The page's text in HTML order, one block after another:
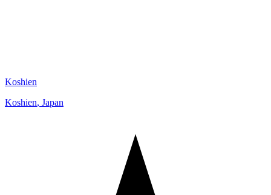
Koshien
Koshien, Japan